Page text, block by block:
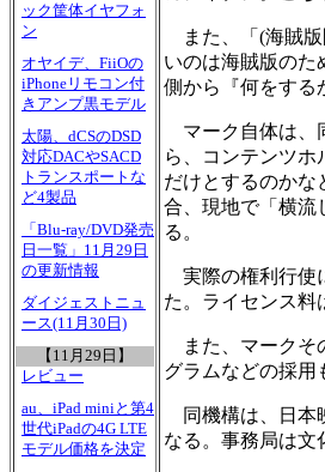
ック筐体イヤフォ
ン
オヤイデ、FiiOの
iPhoneリモコン付
きアンプ黒モデル
太陽、dCSのDSD
対応DACやSACD
トランスポートな
ど4製品
「Blu-ray/DVD発売
日一覧」11月29日
の更新情報
ダイジェストニュ
ース(11月30日)
【11月29日】
レビュー
au、iPad miniと第4
世代iPadの4G LTE
モデル価格を決定
また、「(海賊版
いのは海賊版のた
側から『何をする
マーク自体は、
ら、コンテンツ
だけとするのかな
合、現地で「横流
る。
実際の権利行使
た。ライセンス料
また、マークそ
グラムなどの採用
同機構は、日本
なる。事務局は文